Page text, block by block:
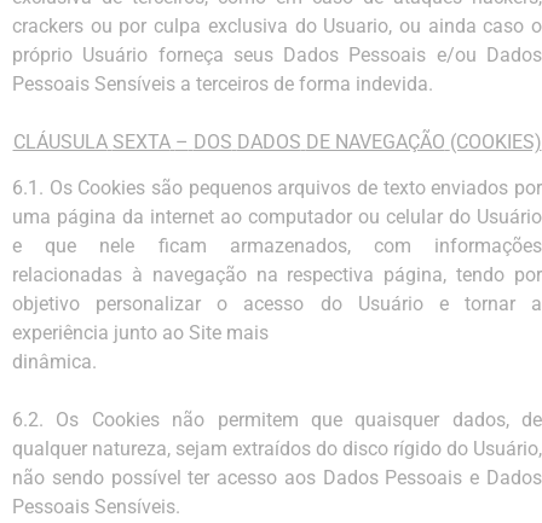
crackers ou por culpa exclusiva do Usuario, ou ainda caso o
próprio Usuário forneça seus Dados Pessoais e/ou Dados
Pessoais Sensíveis a terceiros de forma indevida.
CLÁUSULA SEXTA – DOS DADOS DE NAVEGAÇÃO (COOKIES)
6.1. Os Cookies são pequenos arquivos de texto enviados por
uma página da internet ao computador ou celular do Usuário
e que nele ficam armazenados, com informações
relacionadas à navegação na respectiva página, tendo por
objetivo personalizar o acesso do Usuário e tornar a
experiência junto ao Site mais
dinâmica.
6.2.
Os Cookies não permitem que quaisquer dados, de
qualquer natureza, sejam extraídos do disco rígido do Usuário,
não sendo possível ter acesso aos Dados Pessoais e Dados
Pessoais Sensíveis.